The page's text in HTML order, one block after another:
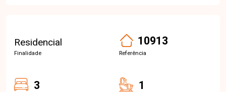
Residencial
Finalidade
10913
Referência
3 1